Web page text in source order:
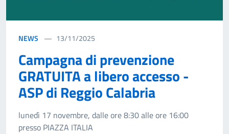
NEWS 13/11/2025
Campagna di prevenzione
GRATUITA a libero accesso -
ASP di Reggio Calabria
lunedì 17 novembre, dalle ore 8:30 alle ore 16:00
presso PIAZZA ITALIA